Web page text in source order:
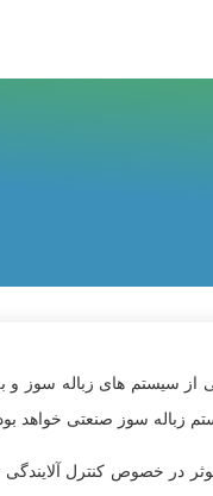
سیستم های زباله سوز و
زباله سوز صنعتی خواهد بود
در خصوص کنترل آلایندگی